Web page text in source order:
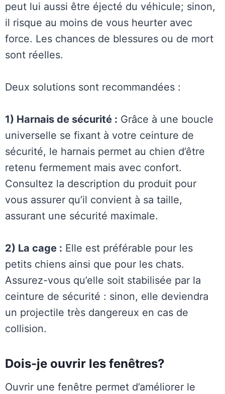
peut lui aussi être éjecté du véhicule; sinon,
il risque au moins de vous heurter avec
force. Les chances de blessures ou de mort
sont réelles.
Deux solutions sont recommandées :
1) Harnais de sécurité : Grâce à une boucle
universelle se fixant à votre ceinture de
sécurité, le harnais permet au chien d’être
retenu fermement mais avec confort.
Consultez la description du produit pour
vous assurer qu’il convient à sa taille,
assurant une sécurité maximale.
2) La cage : Elle est préférable pour les
petits chiens ainsi que pour les chats.
Assurez-vous qu’elle soit stabilisée par la
ceinture de sécurité : sinon, elle deviendra
un projectile très dangereux en cas de
collision.
Dois-je ouvrir les fenêtres?
Ouvrir une fenêtre permet d’améliorer le